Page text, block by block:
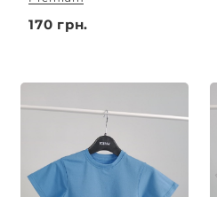
170 грн.